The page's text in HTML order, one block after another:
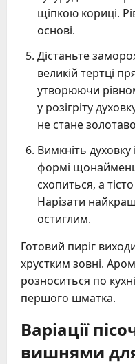
щіпкою кориці.
основі.
Дістаньте
великій тертці
утворюючи
у розігріту
не стане
Вимкніть
формі
схопиться, а
Нарізати
остиглим.
Готовий пиріг
хрустким зовні.
розноситься по
першого шматка.
Варіації
вишнями